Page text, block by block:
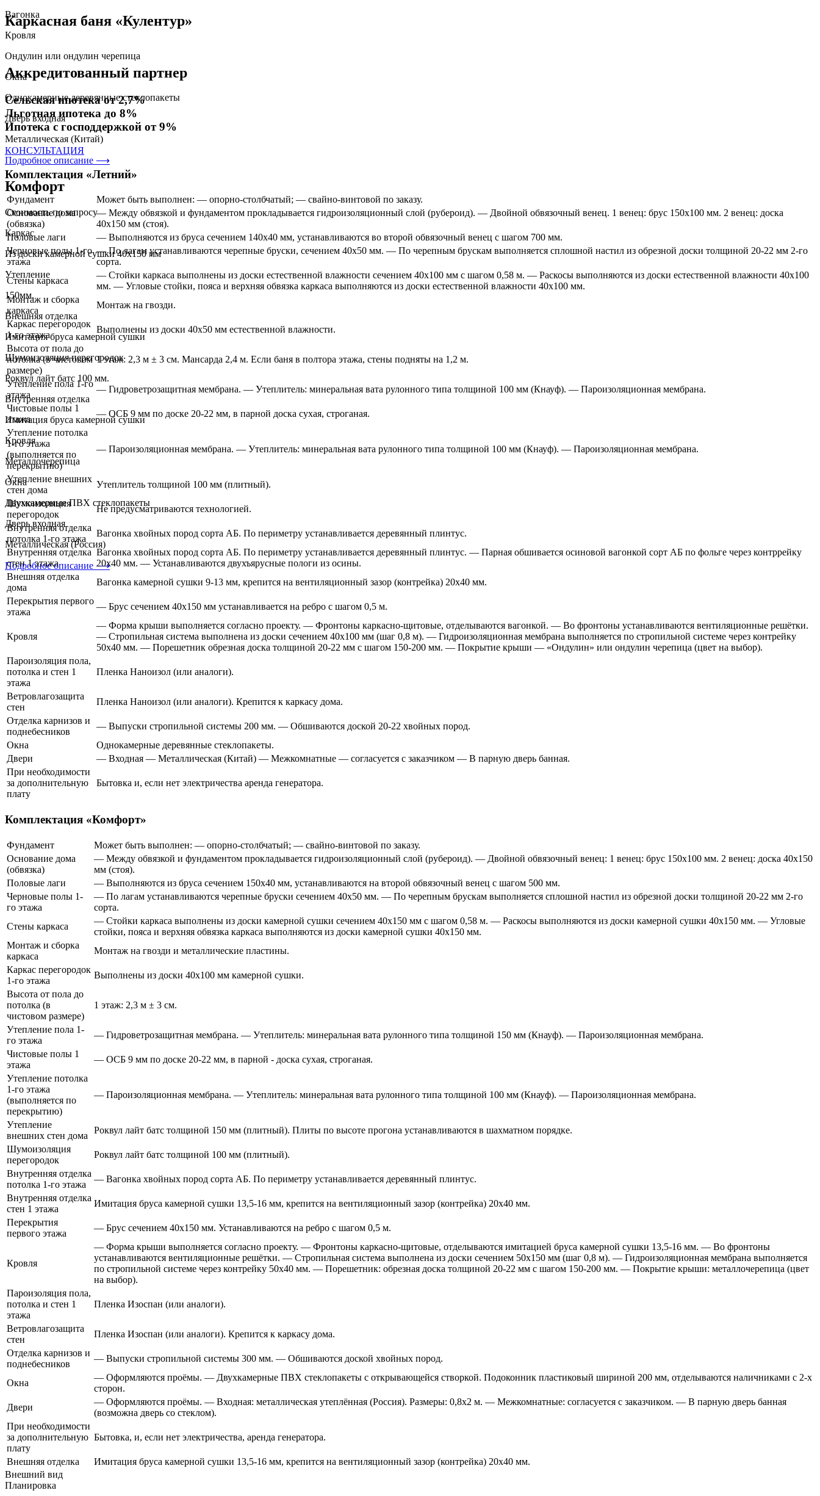
Вагонка
Кровля
Ондулин или ондулин черепица
Окна
Однокамерные деревянные стеклопакеты
Дверь входная
Металлическая (Китай)
Подробное описание ⟶
Комфорт
Стоимость по запросу
Каркас
Из доски камерной сушки 40х150 мм
Утепление
150мм.
Внешняя отделка
Имитация бруса камерной сушки
Шумоизоляция перегородок
Роквул лайт батс 100 мм.
Внутренняя отделка
Имитация бруса камерной сушки
Кровля
Металлочерепица
Окна
Двухкамерные ПВХ стеклопакеты
Дверь входная
Металлическая (Россия)
Подробное описание ⟶
Каркасная баня «Кулентур»
Аккредитованный партнер
Сельская ипотека от 2,7%
Льготная ипотека до 8%
Ипотека с господдержкой от 9%
КОНСУЛЬТАЦИЯ
Комплектация «Летний»
Фундамент
Может быть выполнен: — опорно-столбчатый; — свайно-винтовой по заказу.
Основание дома
(обвязка)
— Между обвязкой и фундаментом прокладывается гидроизоляционный слой (рубероид). — Двойной обвязочный венец. 1 венец: брус 150х100 мм. 2 венец: доска
40х150 мм (стоя).
Половые лаги
— Выполняются из бруса сечением 140х40 мм, устанавливаются во второй обвязочный венец с шагом 700 мм.
Черновые полы 1-го
этажа
— По лагам устанавливаются черепные бруски, сечением 40х50 мм. — По черепным брускам выполняется сплошной настил из обрезной доски толщиной 20-22 мм 2-го
сорта.
Стены каркаса
— Стойки каркаса выполнены из доски естественной влажности сечением 40х100 мм с шагом 0,58 м. — Раскосы выполняются из доски естественной влажности 40х100
мм. — Угловые стойки, пояса и верхняя обвязка каркаса выполняются из доски естественной влажности 40х100 мм.
Монтаж и сборка
каркаса
Монтаж на гвозди.
Каркас перегородок
1-го этажа
Выполнены из доски 40х50 мм естественной влажности.
Высота от пола до
потолка (в чистовом
размере)
1 этаж: 2,3 м ± 3 см. Мансарда 2,4 м. Если баня в полтора этажа, стены подняты на 1,2 м.
Утепление пола 1-го
этажа
— Гидроветрозащитная мембрана. — Утеплитель: минеральная вата рулонного типа толщиной 100 мм (Кнауф). — Пароизоляционная мембрана.
Чистовые полы 1
этажа
— ОСБ 9 мм по доске 20-22 мм, в парной доска сухая, строганая.
Утепление потолка
1-го этажа
(выполняется по
перекрытию)
— Пароизоляционная мембрана. — Утеплитель: минеральная вата рулонного типа толщиной 100 мм (Кнауф). — Пароизоляционная мембрана.
Утепление внешних
стен дома
Утеплитель толщиной 100 мм (плитный).
Шумоизоляция
перегородок
Не предусматриваются технологией.
Внутренняя отделка
потолка 1-го этажа
Вагонка хвойных пород сорта АБ. По периметру устанавливается деревянный плинтус.
Внутренняя отделка
стен 1 этажа
Вагонка хвойных пород сорта АБ. По периметру устанавливается деревянный плинтус. — Парная обшивается осиновой вагонкой сорт АБ по фольге через контррейку
20х40 мм. — Устанавливаются двухъярусные пологи из осины.
Внешняя отделка
дома
Вагонка камерной сушки 9-13 мм, крепится на вентиляционный зазор (контрейка) 20х40 мм.
Перекрытия первого
этажа
— Брус сечением 40х150 мм устанавливается на ребро с шагом 0,5 м.
Кровля
— Форма крыши выполняется согласно проекту. — Фронтоны каркасно-щитовые, отделываются вагонкой. — Во фронтоны устанавливаются вентиляционные решётки.
— Стропильная система выполнена из доски сечением 40х100 мм (шаг 0,8 м). — Гидроизоляционная мембрана выполняется по стропильной системе через контрейку
50х40 мм. — Порешетник обрезная доска толщиной 20-22 мм с шагом 150-200 мм. — Покрытие крыши — «Ондулин» или ондулин черепица (цвет на выбор).
Пароизоляция пола,
потолка и стен 1
этажа
Пленка Наноизол (или аналоги).
Ветровлагозащита
стен
Пленка Наноизол (или аналоги). Крепится к каркасу дома.
Отделка карнизов и
поднебесников
— Выпуски стропильной системы 200 мм. — Обшиваются доской 20-22 хвойных пород.
Окна
Однокамерные деревянные стеклопакеты.
Двери
— Входная — Металлическая (Китай) — Межкомнатные — согласуется с заказчиком — В парную дверь банная.
При необходимости
за дополнительную
плату
Бытовка и, если нет электричества аренда генератора.
Комплектация «Комфорт»
Фундамент
Может быть выполнен: — опорно-столбчатый; — свайно-винтовой по заказу.
Основание дома
(обвязка)
— Между обвязкой и фундаментом прокладывается гидроизоляционный слой (рубероид). — Двойной обвязочный венец: 1 венец: брус 150х100 мм. 2 венец: доска 40х150
мм (стоя).
Половые лаги
— Выполняются из бруса сечением 150х40 мм, устанавливаются на второй обвязочный венец с шагом 500 мм.
Черновые полы 1-
го этажа
— По лагам устанавливаются черепные бруски сечением 40х50 мм. — По черепным брускам выполняется сплошной настил из обрезной доски толщиной 20-22 мм 2-го
сорта.
Стены каркаса
— Стойки каркаса выполнены из доски камерной сушки сечением 40х150 мм с шагом 0,58 м. — Раскосы выполняются из доски камерной сушки 40х150 мм. — Угловые
стойки, пояса и верхняя обвязка каркаса выполняются из доски камерной сушки 40х150 мм.
Монтаж и сборка
каркаса
Монтаж на гвозди и металлические пластины.
Каркас перегородок
1-го этажа
Выполнены из доски 40х100 мм камерной сушки.
Высота от пола до
потолка (в
чистовом размере)
1 этаж: 2,3 м ± 3 см.
Утепление пола 1-
го этажа
— Гидроветрозащитная мембрана. — Утеплитель: минеральная вата рулонного типа толщиной 150 мм (Кнауф). — Пароизоляционная мембрана.
Чистовые полы 1
этажа
— ОСБ 9 мм по доске 20-22 мм, в парной - доска сухая, строганая.
Утепление потолка
1-го этажа
(выполняется по
перекрытию)
— Пароизоляционная мембрана. — Утеплитель: минеральная вата рулонного типа толщиной 100 мм (Кнауф). — Пароизоляционная мембрана.
Утепление
внешних стен дома
Роквул лайт батс толщиной 150 мм (плитный). Плиты по высоте прогона устанавливаются в шахматном порядке.
Шумоизоляция
перегородок
Роквул лайт батс толщиной 100 мм (плитный).
Внутренняя отделка
потолка 1-го этажа
— Вагонка хвойных пород сорта АБ. По периметру устанавливается деревянный плинтус.
Внутренняя отделка
стен 1 этажа
Имитация бруса камерной сушки 13,5-16 мм, крепится на вентиляционный зазор (контрейка) 20х40 мм.
Перекрытия
первого этажа
— Брус сечением 40х150 мм. Устанавливаются на ребро с шагом 0,5 м.
Кровля
— Форма крыши выполняется согласно проекту. — Фронтоны каркасно-щитовые, отделываются имитацией бруса камерной сушки 13,5-16 мм. — Во фронтоны
устанавливаются вентиляционные решётки. — Стропильная система выполнена из доски сечением 50х150 мм (шаг 0,8 м). — Гидроизоляционная мембрана выполняется
по стропильной системе через контрейку 50х40 мм. — Порешетник: обрезная доска толщиной 20-22 мм с шагом 150-200 мм. — Покрытие крыши: металлочерепица (цвет
на выбор).
Пароизоляция пола,
потолка и стен 1
этажа
Пленка Изоспан (или аналоги).
Ветровлагозащита
стен
Пленка Изоспан (или аналоги). Крепится к каркасу дома.
Отделка карнизов и
поднебесников
— Выпуски стропильной системы 300 мм. — Обшиваются доской хвойных пород.
Окна
— Оформляются проёмы. — Двухкамерные ПВХ стеклопакеты с открывающейся створкой. Подоконник пластиковый шириной 200 мм, отделываются наличниками с 2-х
сторон.
Двери
— Оформляются проёмы. — Входная: металлическая утеплённая (Россия). Размеры: 0,8х2 м. — Межкомнатные: согласуется с заказчиком. — В парную дверь банная
(возможна дверь со стеклом).
При необходимости
за дополнительную
плату
Бытовка, и, если нет электричества, аренда генератора.
Внешняя отделка
Имитация бруса камерной сушки 13,5-16 мм, крепится на вентиляционный зазор (контрейка) 20х40 мм.
Внешний вид
Планировка